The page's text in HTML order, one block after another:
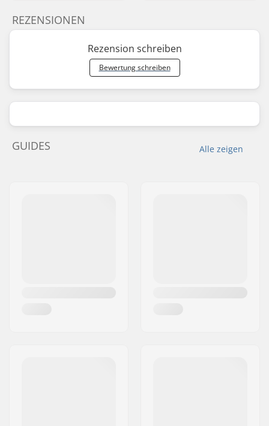
REZENSIONEN
Rezension schreiben
Bewertung schreiben
Alle zeigen
GUIDES